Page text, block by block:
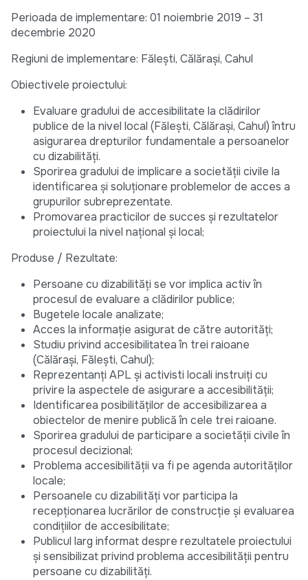
Perioada de implementare: 01 noiembrie 2019 – 31
decembrie 2020
Regiuni de implementare: Fălești, Călărași, Cahul
Obiectivele proiectului:
Evaluare gradului de accesibilitate la clădirilor
publice de la nivel local (Fălești, Călărași, Cahul) întru
asigurarea drepturilor fundamentale a persoanelor
cu dizabilități.
Sporirea gradului de implicare a societății civile la
identificarea și soluționare problemelor de acces a
grupurilor subreprezentate.
Promovarea practicilor de succes și rezultatelor
proiectului la nivel național și local;
Produse / Rezultate:
Persoane cu dizabilități se vor implica activ în
procesul de evaluare a clădirilor publice;
Bugetele locale analizate;
Acces la informație asigurat de către autorități;
Studiu privind accesibilitatea în trei raioane
(Călărași, Fălești, Cahul);
Reprezentanți APL și activisti locali instruiți cu
privire la aspectele de asigurare a accesibilității;
Identificarea posibilităților de accesibilizarea a
obiectelor de menire publică în cele trei raioane.
Sporirea gradului de participare a societății civile în
procesul decizional;
Problema accesibilității va fi pe agenda autorităților
locale;
Persoanele cu dizabilități vor participa la
recepționarea lucrărilor de construcție și evaluarea
condițiilor de accesibilitate;
Publicul larg informat despre rezultatele proiectului
și sensibilizat privind problema accesibilității pentru
persoane cu dizabilități.